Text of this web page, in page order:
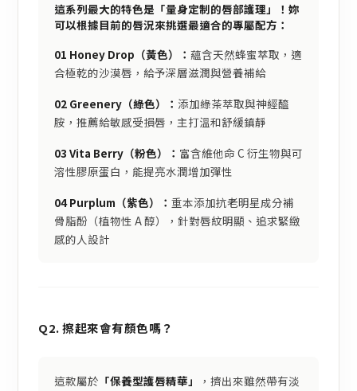
這系列最大的特色是「量身定制的唇部護理」！妳
可以根據目前的唇況來挑選最適合的專屬配方：
01 Honey Drop（黃色）： 蘊含天然蜂蜜萃取，適
合極乾的沙漠唇，給予深層滋潤與營養補給
02 Greenery（綠色）： 添加綠茶萃取與神經醯
胺，推薦給敏感受損唇，主打溫和舒緩鎮靜
03 Vita Berry（粉色）： 富含維他命 C 衍生物與可
溶性膠原蛋白，能提亮水潤增加彈性
04 Purplum（紫色）： 重本添加抗老明星成分補
骨脂酚（植物性 A 醇），針對唇紋明顯、追求緊緻
感的人設計
Q2. 擦起來會有顏色嗎？
這款屬於 「保養型護唇精華」
，擠出來雖然帶有淡